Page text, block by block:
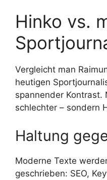
Hinko vs.
Vergleicht man
heutigen
spannender Kontrast.
schlechter – sondern
Haltung
Moderne Texte
geschrieben: SEO,